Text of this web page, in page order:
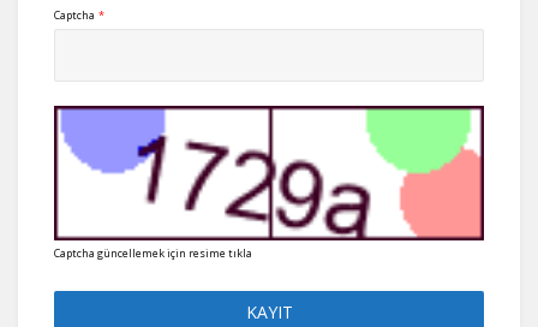
Captcha *
Captcha güncellemek için resime tıkla